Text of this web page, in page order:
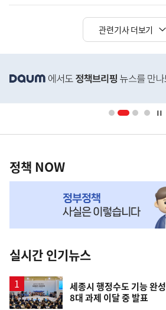
관련기사 더보기
단
영
책
NOW,
뉴
스
정책 NOW
실시간 인기뉴스
세종시 행정수도 기능 완
8대 과제 이달 중 발표